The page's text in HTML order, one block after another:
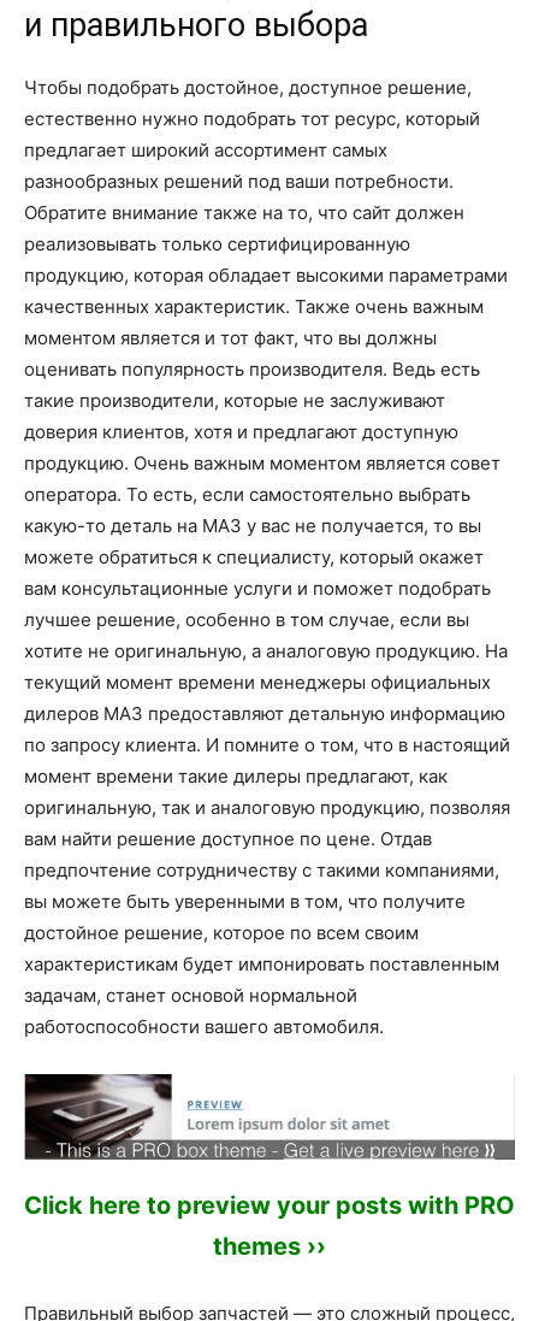
и правильного выбора
Чтобы подобрать достойное, доступное решение,
естественно нужно подобрать тот ресурс, который
предлагает широкий ассортимент самых
разнообразных решений под ваши потребности.
Обратите внимание также на то, что сайт должен
реализовывать только сертифицированную
продукцию, которая обладает высокими параметрами
качественных характеристик. Также очень важным
моментом является и тот факт, что вы должны
оценивать популярность производителя. Ведь есть
такие производители, которые не заслуживают
доверия клиентов, хотя и предлагают доступную
продукцию. Очень важным моментом является совет
оператора. То есть, если самостоятельно выбрать
какую-то деталь на МАЗ у вас не получается, то вы
можете обратиться к специалисту, который окажет
вам консультационные услуги и поможет подобрать
лучшее решение, особенно в том случае, если вы
хотите не оригинальную, а аналоговую продукцию. На
текущий момент времени менеджеры официальных
дилеров МАЗ предоставляют детальную информацию
по запросу клиента. И помните о том, что в настоящий
момент времени такие дилеры предлагают, как
оригинальную, так и аналоговую продукцию, позволяя
вам найти решение доступное по цене. Отдав
предпочтение сотрудничеству с такими компаниями,
вы можете быть уверенными в том, что получите
достойное решение, которое по всем своим
характеристикам будет импонировать поставленным
задачам, станет основой нормальной
работоспособности вашего автомобиля.
Click here to preview your posts with PRO
themes ››
Правильный выбор запчастей — это сложный процесс,